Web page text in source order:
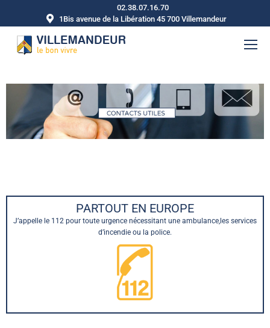
02.38.07.16.70
1Bis avenue de la Libération 45 700 Villemandeur
PARTOUT EN EUROPE
J’appelle le 112 pour toute urgence nécessitant une ambulance,les services
d’incendie ou la police.